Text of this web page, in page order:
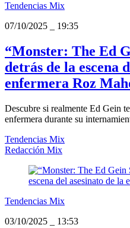
Tendencias Mix
07/10/2025
19:35
“Monster: The Ed
detrás de la escena
enfermera Roz
Descubre si realmente Ed Gein
enfermera durante su
Tendencias Mix
Redacción Mix
Tendencias Mix
03/10/2025
13:53